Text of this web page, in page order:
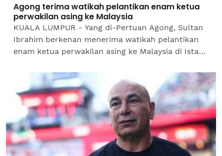
Agong terima watikah pelantikan enam ketua
perwakilan asing ke Malaysia
KUALA LUMPUR - Yang di-Pertuan Agong, Sultan
Ibrahim berkenan menerima watikah pelantikan
enam ketua perwakilan asing ke Malaysia di Istana
pelantikan...